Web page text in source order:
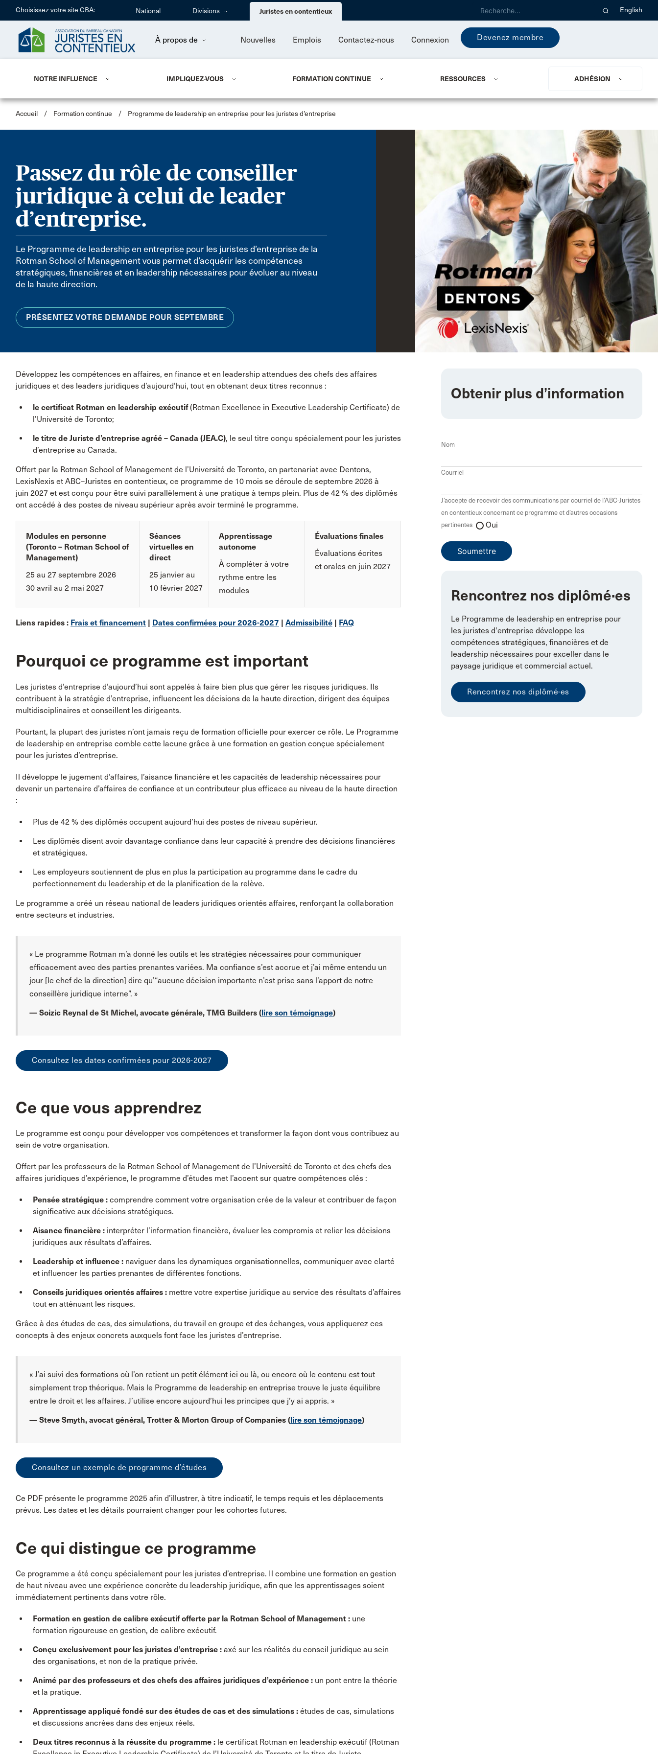
Choisissez votre site CBA: National Divisions Juristes en contentieux English
À propos de Nouvelles Emplois Contactez-nous Connexion Devenez membre
NOTRE INFLUENCE IMPLIQUEZ-VOUS FORMATION CONTINUE RESSOURCES ADHÉSION
Accueil / Formation continue / Programme de leadership en entreprise pour les juristes d’entreprise
Passez du rôle de conseiller
juridique à celui de leader
d’entreprise.
Le Programme de leadership en entreprise pour les juristes d’entreprise de la
Rotman School of Management vous permet d’acquérir les compétences
stratégiques, financières et en leadership nécessaires pour évoluer au niveau
de la haute direction.
PRÉSENTEZ VOTRE DEMANDE POUR SEPTEMBRE
Développez les compétences en affaires, en finance et en leadership attendues des chefs des affaires
juridiques et des leaders juridiques d’aujourd’hui, tout en obtenant deux titres reconnus :
le certificat Rotman en leadership exécutif(Rotman Excellence in Executive Leadership Certificate) de
l’Université de Toronto;
le titre de Juriste d’entreprise agréé – Canada (JEA.C), le seul titre conçu spécialement pour les juristes
d’entreprise au Canada.
Offert par la Rotman School of Management de l’Université de Toronto, en partenariat avec Dentons,
LexisNexis et ABC–Juristes en contentieux, ce programme de 10 mois se déroule de septembre 2026 à
juin 2027 et est conçu pour être suivi parallèlement à une pratique à temps plein. Plus de 42 % des diplômés
ont accédé à des postes de niveau supérieur après avoir terminé le programme.
Modules en personne
(Toronto – Rotman School of
Management)
25 au 27 septembre 2026
30 avril au 2 mai 2027
Séances
virtuelles en
direct
25 janvier au
10 février 2027
Apprentissage
autonome
À compléter à votre
rythme entre les
modules
Évaluations finales
Évaluations écrites
et orales en juin 2027
Liens rapides : Frais et financement | Dates confirmées pour 2026-2027 | Admissibilité | FAQ
Pourquoi ce programme est important
Les juristes d’entreprise d’aujourd’hui sont appelés à faire bien plus que gérer les risques juridiques. Ils
contribuent à la stratégie d’entreprise, influencent les décisions de la haute direction, dirigent des équipes
multidisciplinaires et conseillent les dirigeants.
Pourtant, la plupart des juristes n’ont jamais reçu de formation officielle pour exercer ce rôle. Le Programme
de leadership en entreprise comble cette lacune grâce à une formation en gestion conçue spécialement
pour les juristes d’entreprise.
Il développe le jugement d’affaires, l’aisance financière et les capacités de leadership nécessaires pour
devenir un partenaire d’affaires de confiance et un contributeur plus efficace au niveau de la haute direction
:
Plus de 42 % des diplômés occupent aujourd’hui des postes de niveau supérieur.
Les diplômés disent avoir davantage confiance dans leur capacité à prendre des décisions financières
et stratégiques.
Les employeurs soutiennent de plus en plus la participation au programme dans le cadre du
perfectionnement du leadership et de la planification de la relève.
Le programme a créé un réseau national de leaders juridiques orientés affaires, renforçant la collaboration
entre secteurs et industries.
« Le programme Rotman m’a donné les outils et les stratégies nécessaires pour communiquer
efficacement avec des parties prenantes variées. Ma confiance s’est accrue et j’ai même entendu un
jour [le chef de la direction] dire qu’“aucune décision importante n’est prise sans l’apport de notre
conseillère juridique interne”. »
— Soizic Reynal de St Michel, avocate générale, TMG Builders (lire son témoignage)
Consultez les dates confirmées pour 2026-2027
Ce que vous apprendrez
Le programme est conçu pour développer vos compétences et transformer la façon dont vous contribuez au
sein de votre organisation.
Offert par les professeurs de la Rotman School of Management de l’Université de Toronto et des chefs des
affaires juridiques d’expérience, le programme d’études met l’accent sur quatre compétences clés :
Pensée stratégique : comprendre comment votre organisation crée de la valeur et contribuer de façon
significative aux décisions stratégiques.
Aisance financière : interpréter l’information financière, évaluer les compromis et relier les décisions
juridiques aux résultats d’affaires.
Leadership et influence : naviguer dans les dynamiques organisationnelles, communiquer avec clarté
et influencer les parties prenantes de différentes fonctions.
Conseils juridiques orientés affaires : mettre votre expertise juridique au service des résultats d’affaires
tout en atténuant les risques.
Grâce à des études de cas, des simulations, du travail en groupe et des échanges, vous appliquerez ces
concepts à des enjeux concrets auxquels font face les juristes d’entreprise.
« J’ai suivi des formations où l’on retient un petit élément ici ou là, ou encore où le contenu est tout
simplement trop théorique. Mais le Programme de leadership en entreprise trouve le juste équilibre
entre le droit et les affaires. J’utilise encore aujourd’hui les principes que j’y ai appris. »
— Steve Smyth, avocat général, Trotter & Morton Group of Companies (lire son témoignage)
Consultez un exemple de programme d’études
Ce PDF présente le programme 2025 afin d’illustrer, à titre indicatif, le temps requis et les déplacements
prévus. Les dates et les détails pourraient changer pour les cohortes futures.
Ce qui distingue ce programme
Ce programme a été conçu spécialement pour les juristes d’entreprise. Il combine une formation en gestion
de haut niveau avec une expérience concrète du leadership juridique, afin que les apprentissages soient
immédiatement pertinents dans votre rôle.
Formation en gestion de calibre exécutif offerte par la Rotman School of Management : une
formation rigoureuse en gestion, de calibre exécutif.
Conçu exclusivement pour les juristes d’entreprise : axé sur les réalités du conseil juridique au sein
des organisations, et non de la pratique privée.
Animé par des professeurs et des chefs des affaires juridiques d’expérience : un pont entre la théorie
et la pratique.
Apprentissage appliqué fondé sur des études de cas et des simulations : études de cas, simulations
et discussions ancrées dans des enjeux réels.
Deux titres reconnus à la réussite du programme : le certificat Rotman en leadership exécutif (Rotman
Obtenir plus d’information
Nom
Courriel
J’accepte de recevoir des communications par courriel de l’ABC-Juristes
en contentieux concernant ce programme et d’autres occasions
pertinentes
Oui
Rencontrez nos diplômé·es
Le Programme de leadership en entreprise pour
les juristes d'entreprise développe les
compétences stratégiques, financières et de
leadership nécessaires pour exceller dans le
paysage juridique et commercial actuel.
Rencontrez nos diplômé·es